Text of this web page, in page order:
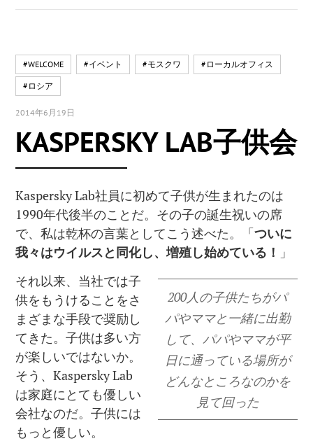
#WELCOME #イベント #モスクワ #ローカルオフィス
#ロシア
2014年6月19日
KASPERSKY LAB子供会
Kaspersky Lab社員に初めて子供が生まれたのは
1990年代後半のことだ。その子の誕生祝いの席
で、私は乾杯の言葉としてこう述べた。「ついに
我々はウイルスと同化し、増殖し始めている！ 」
200人の子供たちがパ
パやママと一緒に出勤
して、パパやママが平
日に通っている場所が
どんなところなのかを
見て回った
それ以来、当社では子
供をもうけることをさ
まざまな手段で奨励し
てきた。子供は多い方
が楽しいではないか。
そう、Kaspersky Lab
は家庭にとても優しい
会社なのだ。子供には
もっと優しい。